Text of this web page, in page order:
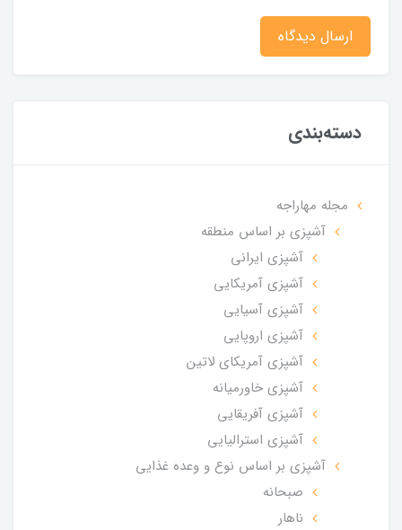
ارسال دیدگاه
دسته‌بندی
مجله مهاراجه
آشپزی بر اساس منطقه
آشپزی ایرانی
آشپزی آمریکایی
آشپزی آسیایی
آشپزی اروپایی
آشپزی آمریکای لاتین
آشپزی خاورمیانه
آشپزی آفریقایی
آشپزی استرالیایی
آشپزی بر اساس نوع و وعده غذایی
صبحانه
ناهار